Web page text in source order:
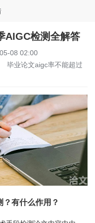
AIGC检测全解答
08 02:00
毕业论文aigc率不能超过
有什么作用？